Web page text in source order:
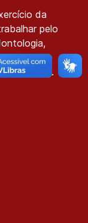
da
pelo
conceito